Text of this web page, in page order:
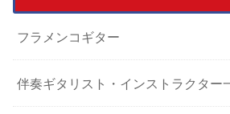
フラメンコギター
伴奏ギタリスト・インストラクター